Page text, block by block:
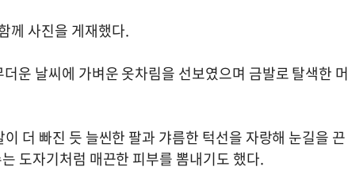
께 사진을 게재했다.
운 날씨에 가벼운 옷차림을 선보였으며 금발로 탈색한 머
더 빠진 듯 늘씬한 팔과 갸름한 턱선을 자랑해 눈길을 끈
도자기처럼 매끈한 피부를 뽐내기도 했다.